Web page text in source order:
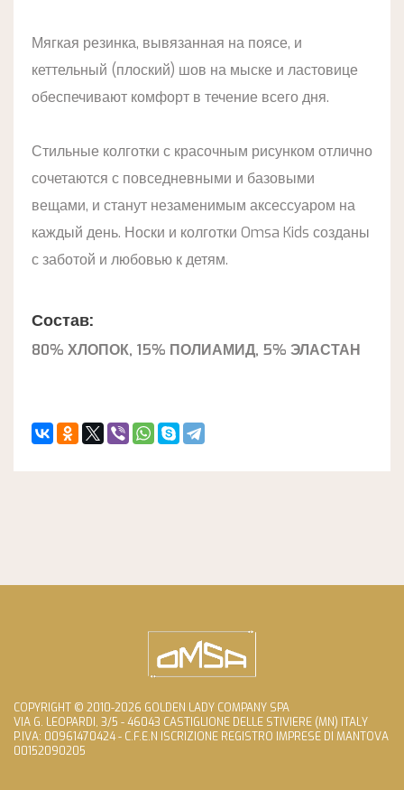
Мягкая резинка, вывязанная на поясе, и
кеттельный (плоский) шов на мыске и ластовице
обеспечивают комфорт в течение всего дня.
Стильные колготки с красочным рисунком отлично
сочетаются с повседневными и базовыми
вещами, и станут незаменимым аксессуаром на
каждый день. Носки и колготки Omsa Kids созданы
с заботой и любовью к детям.
Состав:
80% ХЛОПОК, 15% ПОЛИАМИД, 5% ЭЛАСТАН
COPYRIGHT © 2010-2026 GOLDEN LADY COMPANY SPA
VIA G. LEOPARDI, 3/5 - 46043 CASTIGLIONE DELLE STIVIERE (MN) ITALY
P.IVA: 00961470424 - C.F.E.N ISCRIZIONE REGISTRO IMPRESE DI MANTOVA
00152090205